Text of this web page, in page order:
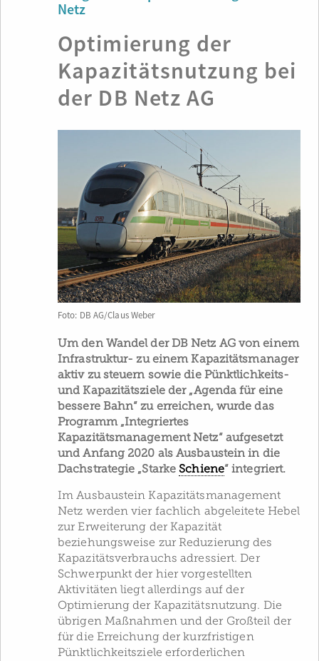
Netz
Optimierung der
Kapazitätsnutzung bei
der DB Netz AG
Foto: DB AG/Claus Weber
Um den Wandel der DB Netz AG von einem
Infrastruktur- zu einem Kapazitätsmanager
aktiv zu steuern sowie die Pünktlichkeits-
und Kapazitätsziele der „Agenda für eine
bessere Bahn“ zu erreichen, wurde das
Programm „Integriertes
Kapazitätsmanagement Netz“ aufgesetzt
und Anfang 2020 als Ausbaustein in die
Dachstrategie „Starke Schiene“ integriert.
Im Ausbaustein Kapazitätsmanagement
Netz werden vier fachlich abgeleitete Hebel
zur Erweiterung der Kapazität
beziehungsweise zur Reduzierung des
Kapazitätsverbrauchs adressiert. Der
Schwerpunkt der hier vorgestellten
Aktivitäten liegt allerdings auf der
Optimierung der Kapazitätsnutzung. Die
übrigen Maßnahmen und der Großteil der
für die Erreichung der kurzfristigen
Pünktlichkeitsziele erforderlichen